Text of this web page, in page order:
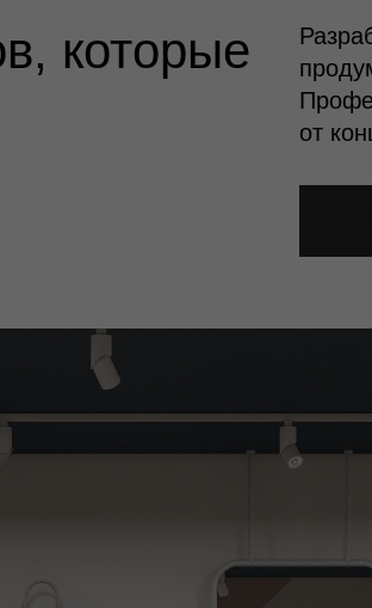
которые
от